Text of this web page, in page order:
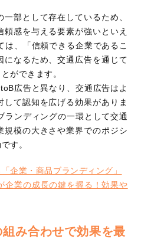
部として存在しているため、
感を与える要素が強いといえ
は、「信頼できる企業であるこ
になるため、交通広告を通じて
ができます。
広告と異なり、交通広告はよ
して認知を広げる効果がありま
ランディングの一環として交通
規模の大きさや業界でのポジシ
す。
企業・商品ブランディング」
企業の成長の鍵を握る！効果や
み合わせで効果を最